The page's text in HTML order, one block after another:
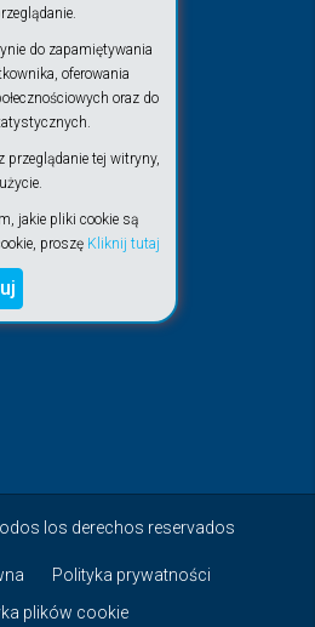
do zapamiętywania
oferowania
oraz do
tej witryny,
jakie pliki cookie są
proszę Kliknij tutaj
los derechos reservados
Polityka prywatności
plików cookie